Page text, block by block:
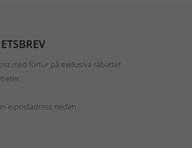
med förtur på exklusiva rabatter
e-postadress nedan.